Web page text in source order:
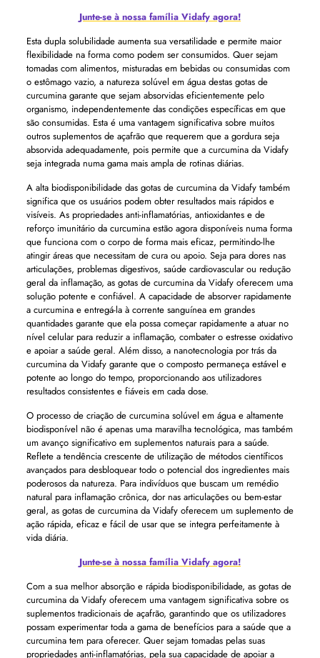
Junte-se à nossa família Vidafy agora!
Esta dupla solubilidade aumenta sua versatilidade e permite maior
flexibilidade na forma como podem ser consumidos. Quer sejam
tomadas com alimentos, misturadas em bebidas ou consumidas com
o estômago vazio, a natureza solúvel em água destas gotas de
curcumina garante que sejam absorvidas eficientemente pelo
organismo, independentemente das condições específicas em que
são consumidas. Esta é uma vantagem significativa sobre muitos
outros suplementos de açafrão que requerem que a gordura seja
absorvida adequadamente, pois permite que a curcumina da Vidafy
seja integrada numa gama mais ampla de rotinas diárias.
A alta biodisponibilidade das gotas de curcumina da Vidafy também
significa que os usuários podem obter resultados mais rápidos e
visíveis. As propriedades anti-inflamatórias, antioxidantes e de
reforço imunitário da curcumina estão agora disponíveis numa forma
que funciona com o corpo de forma mais eficaz, permitindo-lhe
atingir áreas que necessitam de cura ou apoio. Seja para dores nas
articulações, problemas digestivos, saúde cardiovascular ou redução
geral da inflamação, as gotas de curcumina da Vidafy oferecem uma
solução potente e confiável. A capacidade de absorver rapidamente
a curcumina e entregá-la à corrente sanguínea em grandes
quantidades garante que ela possa começar rapidamente a atuar no
nível celular para reduzir a inflamação, combater o estresse oxidativo
e apoiar a saúde geral. Além disso, a nanotecnologia por trás da
curcumina da Vidafy garante que o composto permaneça estável e
potente ao longo do tempo, proporcionando aos utilizadores
resultados consistentes e fiáveis ​​em cada dose.
O processo de criação de curcumina solúvel em água e altamente
biodisponível não é apenas uma maravilha tecnológica, mas também
um avanço significativo em suplementos naturais para a saúde.
Reflete a tendência crescente de utilização de métodos científicos
avançados para desbloquear todo o potencial dos ingredientes mais
poderosos da natureza. Para indivíduos que buscam um remédio
natural para inflamação crônica, dor nas articulações ou bem-estar
geral, as gotas de curcumina da Vidafy oferecem um suplemento de
ação rápida, eficaz e fácil de usar que se integra perfeitamente à
vida diária.
Junte-se à nossa família Vidafy agora!
Com a sua melhor absorção e rápida biodisponibilidade, as gotas de
curcumina da Vidafy oferecem uma vantagem significativa sobre os
suplementos tradicionais de açafrão, garantindo que os utilizadores
possam experimentar toda a gama de benefícios para a saúde que a
curcumina tem para oferecer. Quer sejam tomadas pelas suas
propriedades anti-inflamatórias, pela sua capacidade de apoiar a